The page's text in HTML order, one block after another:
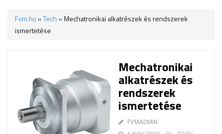
Fvm.hu »Tech »Mechatronikai alkatrészek és rendszerek
ismertetése
Mechatronikai
alkatrészek és
rendszerek
ismertetése
FVMADMIN